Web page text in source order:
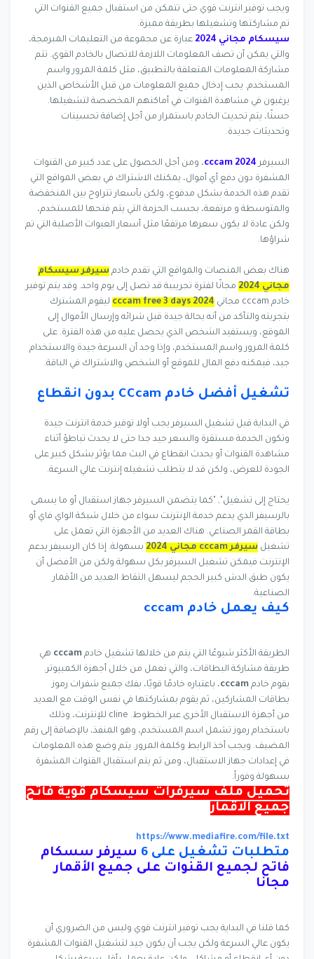
ويجب توفير انترنت قوي حتى تتمكن من استقبال جميع القنوات التي
تم مشاركتها وتشغيلها بطريقة مميزة.
سيسكام مجاني 2024
عبارة عن مجموعة من التعليمات المبرمجة،
والتي يمكن أن تصف المعلومات اللازمة للاتصال بالخادم القوي. تتم
مشاركة المعلومات المتعلقة بالتطبيق، مثل كلمة المرور واسم
المستخدم. يجب إدخال جميع المعلومات من قبل الأشخاص الذين
يرغبون في مشاهدة القنوات في أماكنهم المخصصة لتشغيلها.
حسنًا، يتم تحديث الخادم باستمرار من أجل إضافة تحسينات
وتحديثات جديدة.
السيرفر cccam 2024، ومن أجل الحصول على عدد كبير من القنوات
المشفرة دون دفع أي أموال، يمكنك الاشتراك في بعض المواقع التي
تقدم هذه الخدمة بشكل مدفوع، ولكن بأسعار تتراوح بين المنخفضة
والمتوسطة و مرتفعة، بحسب الحزمة التي يتم فتحها للمستخدم،
ولكن عادة لا يكون سعرها مرتفعًا مثل أسعار العبوات الأصلية التي تم
شراؤها.
هناك بعض المنصات والمواقع التي تقدم خادم سيرفر سيسكام
مجاني 2024
مجانًا لفترة تجريبية قد تصل إلى يوم واحد. وقد يتم توفير
خادم cccam مجاني
cccam free 3 days 2024 ليقوم المشترك
بتجربته والتأكد من أنه بحالة جيدة قبل شرائه وإرسال الأموال إلى
الموقع، ويستفيد الشخص الذي يحصل عليه من هذه الفترة. على
كلمة المرور واسم المستخدم، وإذا وجد أن السرعة جيدة والاستخدام
جيد، فيمكنه دفع المال للموقع أو الشخص والاشتراك في الباقة.
تشغيل أفضل خادم CCcam بدون انقطاع
في البداية قبل تشغيل السيرفر يجب أولا توفير خدمة انترنت جيدة
وتكون الخدمة مستقرة والسعر جيد جدا حتى لا يحدث تباطؤ أثناء
مشاهدة القنوات أو يحدث انقطاع في البث مما يؤثر بشكل كبير على
الجودة للعرض، ولكن قد لا يتطلب تشغيله إنترنت عالي السرعة.
يحتاج إلى تشغيل", "كما يتضمن السيرفر جهاز استقبال أو ما يسمى
بالرسيفر الذي يدعم خدمة الإنترنت سواء من خلال شبكة الواي فاي أو
بطاقة القمر الصناعي. هناك العديد من الأجهزة التي تعمل على
تشغيل سيرفر cccam مجاني 2024
بسهولة. إذا كان الرسيفر يدعم
الإنترنت فيمكن تشغيل السيرفر بكل سهولة ولكن من الأفضل أن
يكون طبق الدش كبير الحجم ليسهل التقاط العديد من الأقمار
الصناعية.
كيف يعمل خادم cccam
الطريقة الأكثر شيوعًا التي يتم من خلالها تشغيل خادم cccam هي
طريقة مشاركة البطاقات، والتي تعمل من خلال أجهزة الكمبيوتر.
يقوم خادم cccam، باعتباره خادمًا قويًا، بفك جميع شفرات رموز
بطاقات المشاركين، ثم يقوم بمشاركتها في نفس الوقت مع العديد
من أجهزة الاستقبال الأخرى عبر الخطوط. cline للإنترنت، وذلك
باستخدام رموز تشمل اسم المستخدم، وهو المنفذ، بالإضافة إلى رقم
المضيف. ويجب أخذ الرابط وكلمة المرور. يتم وضع هذه المعلومات
في إعدادات جهاز الاستقبال، ومن ثم يتم استقبال القنوات المشفرة
بسهولة وفوراً.
تحميل ملف سيرفرات سيسكام قوية فاتح
جميع الاقمار
https://www.mediafire.com/file.txt
متطلبات تشغيل على 6
سيرفر سسكام
فاتح لجميع القنوات على جميع الأقمار
مجانا
كما قلنا في البداية يجب توفير انترنت قوي وليس من الضروري أن
يكون عالي السرعة ولكن يجب أن يكون جيد لتشغيل القنوات المشفرة